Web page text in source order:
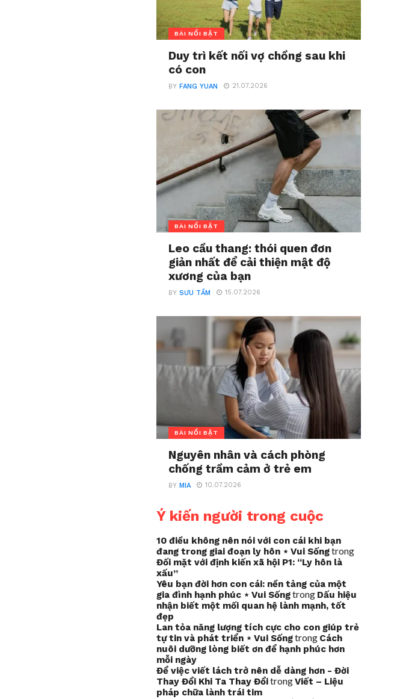
BÀI NỔI BẬT
Duy trì kết nối vợ chồng sau khi
có con
BYFANG YUAN 21.07.2026
BÀI NỔI BẬT
Leo cầu thang: thói quen đơn
giản nhất để cải thiện mật độ
xương của bạn
BYSƯU TẦM 15.07.2026
BÀI NỔI BẬT
Nguyên nhân và cách phòng
chống trầm cảm ở trẻ em
BYMIA 10.07.2026
Ý kiến người trong cuộc
10 điều không nên nói với con cái khi bạn
đang trong giai đoạn ly hôn ⋆ Vui Sốngtrong
Đối mặt với định kiến xã hội P1: “Ly hôn là
xấu”
Yêu bạn đời hơn con cái: nền tảng của một
gia đình hạnh phúc ⋆ Vui Sốngtrong Dấu hiệu
nhận biết một mối quan hệ lành mạnh, tốt
đẹp
Lan tỏa năng lượng tích cực cho con giúp trẻ
tự tin và phát triển ⋆ Vui Sốngtrong Cách
nuôi dưỡng lòng biết ơn để hạnh phúc hơn
mỗi ngày
Để việc viết lách trở nên dễ dàng hơn - Đời
Thay Đổi Khi Ta Thay ĐổitrongViết – Liệu
pháp chữa lành trái tim